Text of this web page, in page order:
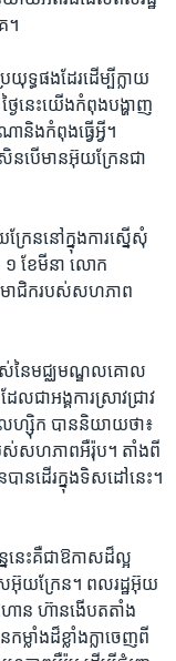
។
ទ្ធ​ផងដែរ​ដើម្បី​ក្លាយ
ៃ​នេះ​យើង​កំពុង​បង្ហាញ​
និង​កំពុង​ធ្វើ​អ្វី។
នបើ​មាន​អ៊ុយក្រែន​ជា​
រែន​នៅក្នុង​ការ​ស្នើ​សុំ​
ខែ​មីនា លោក
មាជិក​របស់​សហភាព​
ពស់​នៃ​មជ្ឈមណ្ឌល​គោល​
ា​អង្គការ​ស្រាវជ្រាវ​
លហ្ស៊ិក បាន​និយាយ​ថា៖
ស់​សហភាព​អឺរ៉ុប។ តាំងពី​
ាន​ដើរ​ក្នុង​ទិសដៅ​នេះ។
ន​នេះ​គឺជា​ឱកាស​ដ៏​ល្អ​
ស​អ៊ុយក្រែន។ ពលរដ្ឋ​អ៊ុយ
ហាន ហ៊ាន​ងើប​តតាំង​
ម្លាំង​ដ៏​ខ្លាំងក្លា​ចេញពី​